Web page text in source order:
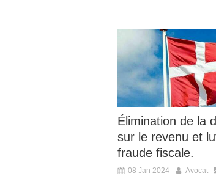
Élimination de la
sur le revenu et
fraude fiscale.
08 Jan 2024 Avocat